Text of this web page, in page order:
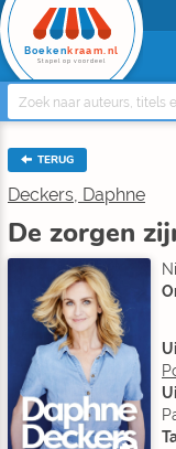
Boeken kraam.nl
Stapel op voordeel
TERUG
Deckers, Daphne
De zorgen